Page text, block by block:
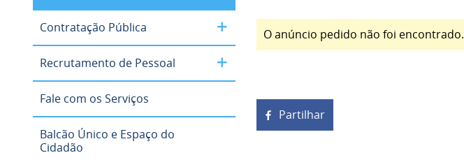
Contratação Pública
Recrutamento de Pessoal
Fale com os Serviços
Balcão Único e Espaço do
Cidadão
O anúncio pedido não foi encontrado.
Partilhar